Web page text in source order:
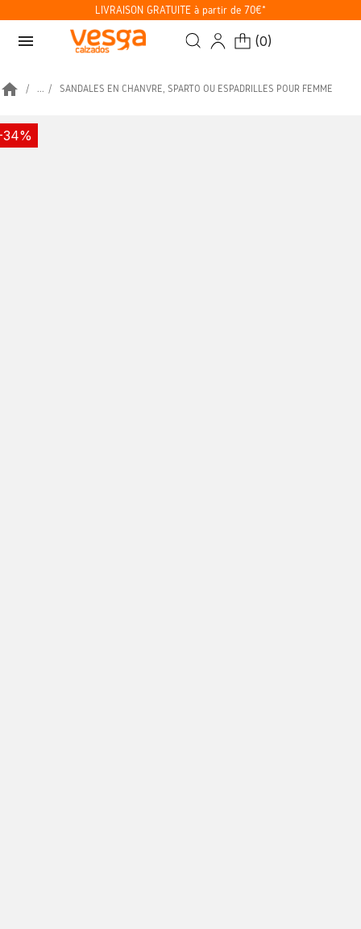
LIVRAISON GRATUITE à partir de 70€*
menu (0)
home ... SANDALES EN CHANVRE, SPARTO OU ESPADRILLES POUR FEMME